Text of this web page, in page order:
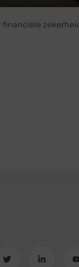
financiële